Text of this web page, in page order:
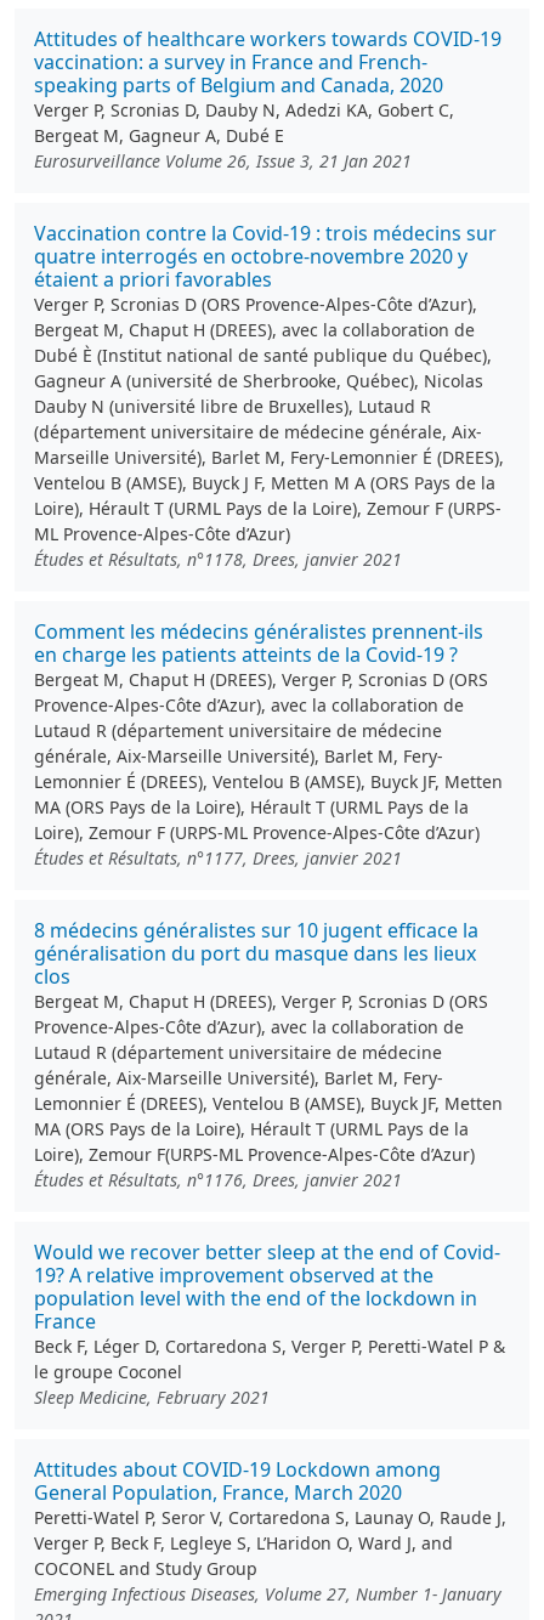
Attitudes of healthcare workers towards COVID-19
vaccination: a survey in France and French-
speaking parts of Belgium and Canada, 2020
Verger P, Scronias D, Dauby N, Adedzi KA, Gobert C,
Bergeat M, Gagneur A, Dubé E
Eurosurveillance Volume 26, Issue 3, 21 Jan 2021
Vaccination contre la Covid-19 : trois médecins sur
quatre interrogés en octobre-novembre 2020 y
étaient a priori favorables
Verger P, Scronias D (ORS Provence-Alpes-Côte d’Azur),
Bergeat M, Chaput H (DREES), avec la collaboration de
Dubé È (Institut national de santé publique du Québec),
Gagneur A (université de Sherbrooke, Québec), Nicolas
Dauby N (université libre de Bruxelles), Lutaud R
(département universitaire de médecine générale, Aix-
Marseille Université), Barlet M, Fery-Lemonnier É (DREES),
Ventelou B (AMSE), Buyck J F, Metten M A (ORS Pays de la
Loire), Hérault T (URML Pays de la Loire), Zemour F (URPS-
ML Provence-Alpes-Côte d’Azur)
Études et Résultats, n°1178, Drees, janvier 2021
Comment les médecins généralistes prennent-ils
en charge les patients atteints de la Covid-19 ?
Bergeat M, Chaput H (DREES), Verger P, Scronias D (ORS
Provence-Alpes-Côte d’Azur), avec la collaboration de
Lutaud R (département universitaire de médecine
générale, Aix-Marseille Université), Barlet M, Fery-
Lemonnier É (DREES), Ventelou B (AMSE), Buyck JF, Metten
MA (ORS Pays de la Loire), Hérault T (URML Pays de la
Loire), Zemour F (URPS-ML Provence-Alpes-Côte d’Azur)
Études et Résultats, n°1177, Drees, janvier 2021
8 médecins généralistes sur 10 jugent efficace la
généralisation du port du masque dans les lieux
clos
Bergeat M, Chaput H (DREES), Verger P, Scronias D (ORS
Provence-Alpes-Côte d’Azur), avec la collaboration de
Lutaud R (département universitaire de médecine
générale, Aix-Marseille Université), Barlet M, Fery-
Lemonnier É (DREES), Ventelou B (AMSE), Buyck JF, Metten
MA (ORS Pays de la Loire), Hérault T (URML Pays de la
Loire), Zemour F(URPS-ML Provence-Alpes-Côte d’Azur)
Études et Résultats, n°1176, Drees, janvier 2021
Would we recover better sleep at the end of Covid-
19? A relative improvement observed at the
population level with the end of the lockdown in
France
Beck F, Léger D, Cortaredona S, Verger P, Peretti-Watel P &
le groupe Coconel
Sleep Medicine, February 2021
Attitudes about COVID-19 Lockdown among
General Population, France, March 2020
Peretti-Watel P, Seror V, Cortaredona S, Launay O, Raude J,
Verger P, Beck F, Legleye S, L’Haridon O, Ward J, and
COCONEL and Study Group
Emerging Infectious Diseases, Volume 27, Number 1- January